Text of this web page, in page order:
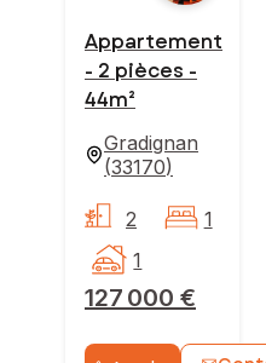
Appartement
- 2 pièces -
44m²
Gradignan
(33170)
127 000 €
2
1
1